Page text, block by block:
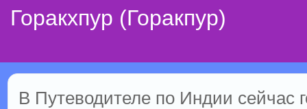
Горакхпур (Горакпур)
В Путеводителе по Индии сейчас